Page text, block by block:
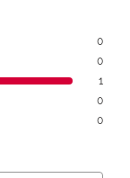
0
0
1
0
0